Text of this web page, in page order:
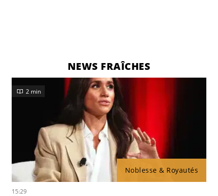
NEWS FRAÎCHES
Noblesse & Royautés
2 min
15:29